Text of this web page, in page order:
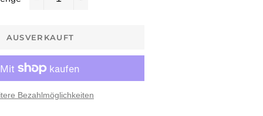
AUSVERKAUFT
Bezahlmöglichkeiten